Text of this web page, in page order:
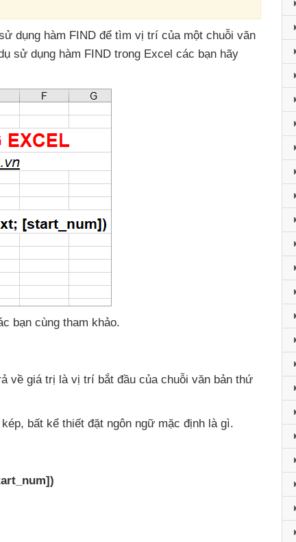
dụng hàm FIND để tìm vị trí của một chuỗi văn
sử dụng hàm FIND trong Excel các bạn hãy
bạn cùng tham khảo.
về giá trị là vị trí bắt đầu của chuỗi văn bản thứ
, bất kể thiết đặt ngôn ngữ mặc định là gì.